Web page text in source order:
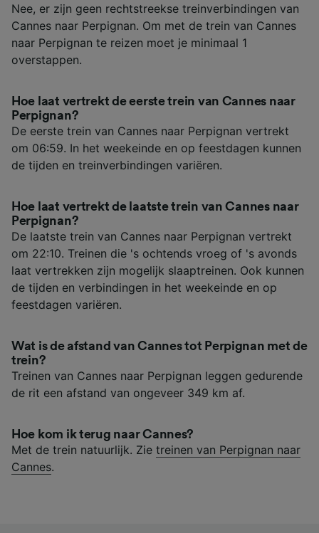
Nee, er zijn geen rechtstreekse treinverbindingen van
Cannes naar Perpignan. Om met de trein van Cannes
naar Perpignan te reizen moet je minimaal 1
overstappen.
Hoe laat vertrekt de eerste trein van Cannes naar
Perpignan?
De eerste trein van Cannes naar Perpignan vertrekt
om 06:59. In het weekeinde en op feestdagen kunnen
de tijden en treinverbindingen variëren.
Hoe laat vertrekt de laatste trein van Cannes naar
Perpignan?
De laatste trein van Cannes naar Perpignan vertrekt
om 22:10. Treinen die 's ochtends vroeg of 's avonds
laat vertrekken zijn mogelijk slaaptreinen. Ook kunnen
de tijden en verbindingen in het weekeinde en op
feestdagen variëren.
Wat is de afstand van Cannes tot Perpignan met de
trein?
Treinen van Cannes naar Perpignan leggen gedurende
de rit een afstand van ongeveer 349 km af.
Hoe kom ik terug naar Cannes?
Met de trein natuurlijk. Zie treinen van Perpignan naar
Cannes.